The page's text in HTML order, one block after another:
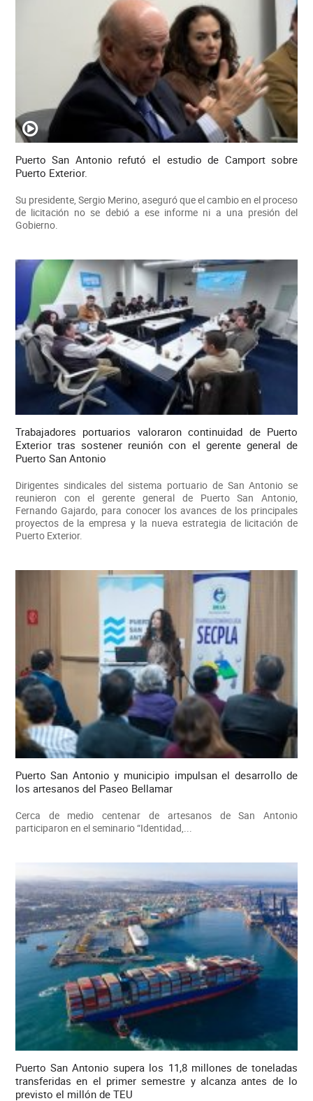
Puerto San Antonio refutó el estudio de Camport sobre
Puerto Exterior.
Su presidente, Sergio Merino, aseguró que el cambio en el proceso
de licitación no se debió a ese informe ni a una presión del
Gobierno.
Trabajadores portuarios valoraron continuidad de Puerto
Exterior tras sostener reunión con el gerente general de
Puerto San Antonio
Dirigentes sindicales del sistema portuario de San Antonio se
reunieron con el gerente general de Puerto San Antonio,
Fernando Gajardo, para conocer los avances de los principales
proyectos de la empresa y la nueva estrategia de licitación de
Puerto Exterior.
Puerto San Antonio y municipio impulsan el desarrollo de
los artesanos del Paseo Bellamar
Cerca de medio centenar de artesanos de San Antonio
participaron en el seminario “Identidad,...
Puerto San Antonio supera los 11,8 millones de toneladas
transferidas en el primer semestre y alcanza antes de lo
previsto el millón de TEU